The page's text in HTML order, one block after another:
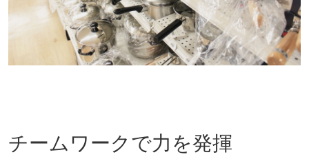
チームワークで力を発揮